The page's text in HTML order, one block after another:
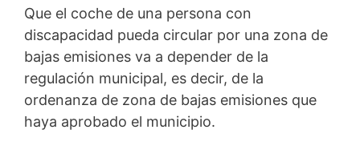
Que el coche de una persona con
discapacidad pueda circular por una zona de
bajas emisiones va a depender de la
regulación municipal, es decir, de la
ordenanza de zona de bajas emisiones que
haya aprobado el municipio.